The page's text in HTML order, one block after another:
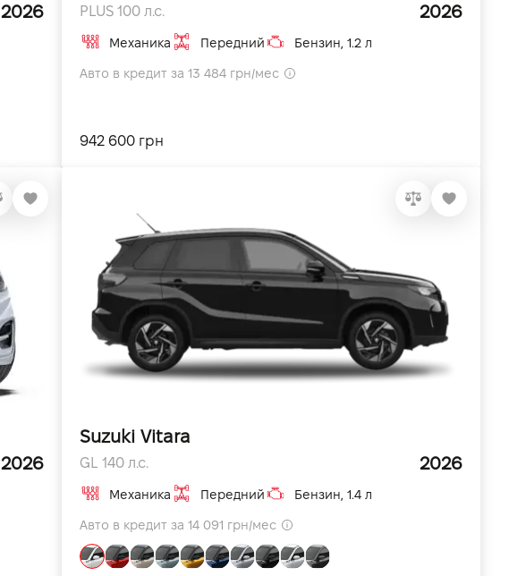
2026 PLUS 100 л.с. 2026
Механика Передний Бензин, 1.2 л
Авто в кредит за 13 484 грн/мес
942 600 грн
2026
Suzuki Vitara
GL 140 л.с. 2026
Механика Передний Бензин, 1.4 л
Авто в кредит за 14 091 грн/мес